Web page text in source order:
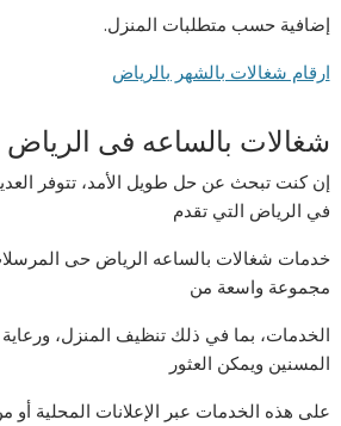
إضافية حسب متطلبات المنزل.
ارقام شغالات بالشهر بالرياض
شغالات بالساعه فى
إن كنت تبحث عن حل طويل الأمد، تتوفر
في الرياض التي تقدم
خدمات شغالات بالساعه الرياض حى
مجموعة واسعة من
الخدمات، بما في ذلك تنظيف المنزل، ورعاية
المسنين ويمكن العثور
على هذه الخدمات عبر الإعلانات المحلية أو